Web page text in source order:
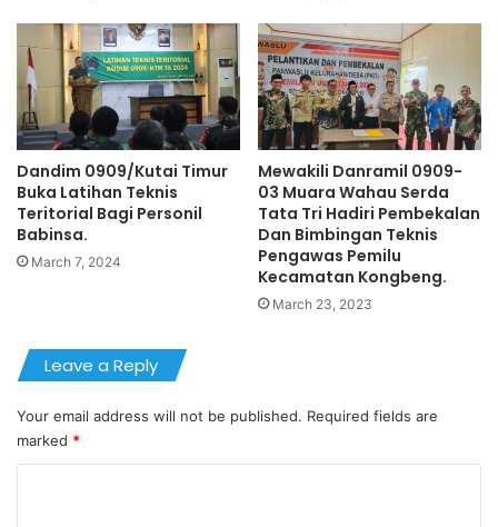
Dandim 0909/Kutai Timur
Buka Latihan Teknis
Teritorial Bagi Personil
Babinsa.
March 7, 2024
Mewakili Danramil 0909-
03 Muara Wahau Serda
Tata Tri Hadiri Pembekalan
Dan Bimbingan Teknis
Pengawas Pemilu
Kecamatan Kongbeng.
March 23, 2023
Leave a Reply
Your email address will not be published. Required fields are
marked *